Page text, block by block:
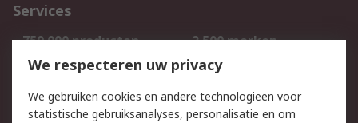
Services
750.000 producten
2.500 merken
Bestellen
Inkoopoplossingen
Track & Trace
We respecteren uw privacy
We gebruiken cookies en andere technologieën voor
statistische gebruiksanalyses, personalisatie en om